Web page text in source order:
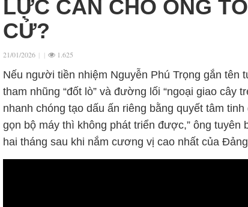
LỰC CẢN CHO ÔNG
CỬ?
21/01/2026 | | 1.625
Nếu người tiền nhiệm Nguyễn Phú Trọng gắn tên
tham nhũng “đốt lò” và đường lối “ngoại giao cây
nhanh chóng tạo dấu ấn riêng bằng quyết tâm tinh
gọn bộ máy thì không phát triển được,” ông tuyên
hai tháng sau khi nắm cương vị cao nhất của